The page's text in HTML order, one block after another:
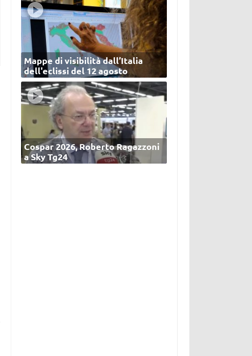
Mappe di visibilità dall’Italia
dell'eclissi del 12 agosto
Cospar 2026, Roberto Ragazzoni
a Sky Tg24